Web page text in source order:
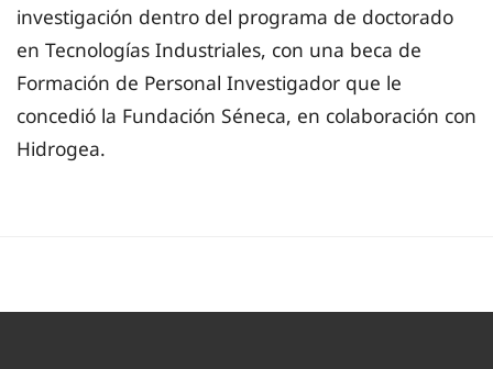
investigación dentro del programa de doctorado
en Tecnologías Industriales, con una beca de
Formación de Personal Investigador que le
concedió la Fundación Séneca, en colaboración con
Hidrogea.